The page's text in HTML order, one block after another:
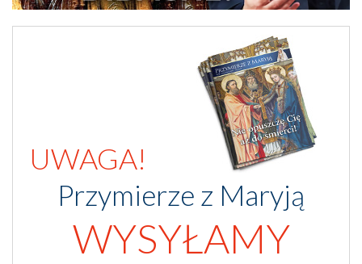
UWAGA!
Przymierze z Maryją
WYSYŁAMY